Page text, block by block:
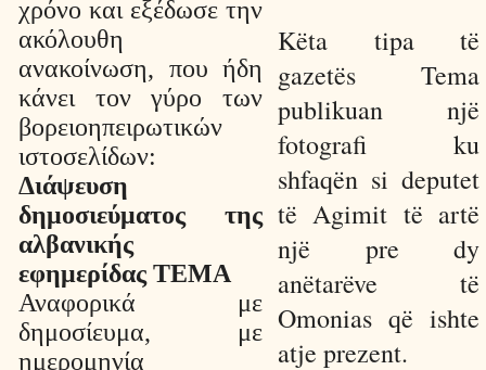
χρόνο και εξέδωσε την
ακόλουθη
ανακοίνωση, που ήδη
κάνει τον γύρο των
βορειοηπειρωτικών
ιστοσελίδων:
Διάψευση
δημοσιεύματος της
αλβανικής
εφημερίδας TΕΜΑ
Αναφορικά με
δημοσίευμα, με
ημερομηνία
Këta tipa të
gazetës Tema
publikuan një
fotografi ku
shfaqën si deputet
të Agimit të artë
një pre dy
anëtarëve të
Omonias që ishte
atje prezent.